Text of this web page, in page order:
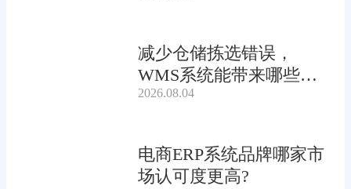
减少仓储拣选错误，
WMS系统能带来哪些连
锁收益?
2026.08.04
电商ERP系统品牌哪家市
场认可度更高?